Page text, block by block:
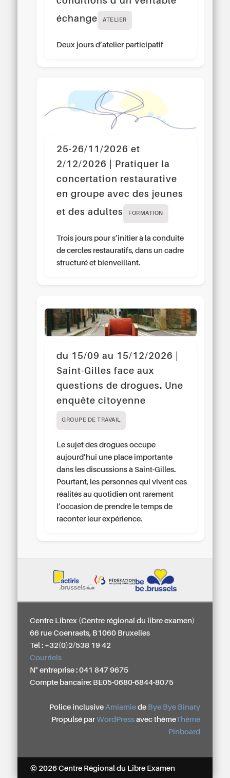
échange
ATELIER
Deux jours d’atelier participatif
25-26/11/2026 et
2/12/2026 | Pratiquer la
concertation restaurative
en groupe avec des jeunes
et des adultes
FORMATION
Trois jours pour s’initier à la conduite
de cercles restauratifs, dans un cadre
structuré et bienveillant.
du 15/09 au 15/12/2026 |
Saint-Gilles face aux
questions de drogues. Une
enquête citoyenne
GROUPE DE TRAVAIL
Le sujet des drogues occupe
aujourd’hui une place importante
dans les discussions à Saint-Gilles.
Pourtant, les personnes qui vivent ces
réalités au quotidien ont rarement
l’occasion de prendre le temps de
raconter leur expérience.
Centre Librex (Centre régional du libre examen)
66 rue Coenraets, B1060 Bruxelles
Tél : +32(0)2/538 19 42
Courriels
N° entreprise : 041 847 9675
Compte bancaire: BE05-0680-6844-8075
Police inclusive Amiamiede Bye Bye Binary
Propulsé par WordPressavec thèmeThème
Pinboard
© 2026 Centre Régional du Libre Examen